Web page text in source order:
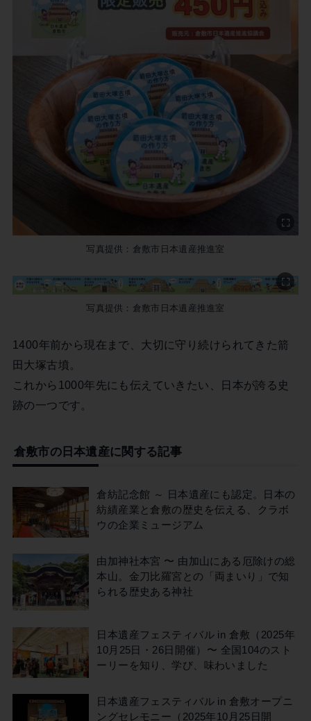
写真提供：倉敷市日本遺産推進室
写真提供：倉敷市日本遺産推進室
1400年前から現在まで、大切に守り続けられてきた箭
田大塚古墳。
これから1000年先にも伝えていきたい、日本が誇る史
跡の一つです。
倉敷市の日本遺産に関する記事
倉紡記念館 ～ 日本遺産にも認定。日本の
紡績産業と倉敷の歴史を伝える、クラボ
ウの企業ミュージアム
由加神社本宮 〜 由加山にある厄除けの総
本山。金刀比羅宮との「両まいり」で知
られる歴史ある神社
日本遺産フェスティバル in 倉敷（2025年
10月25日・26日開催）〜 全国104のスト
ーリーを知り、学び、味わいました
日本遺産フェスティバル in 倉敷オープニ
ングセレモニー（2025年10月25日開